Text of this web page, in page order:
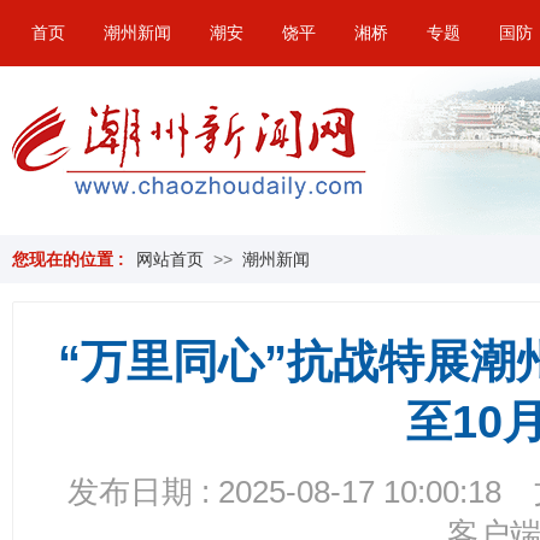
首页 潮州新闻 潮安 饶平 湘桥 专题 国防
您现在的位置 : 网站首页 >> 潮州新闻
“万里同心”抗战特展潮
至10
发布日期 : 2025-08-17 10:00:18